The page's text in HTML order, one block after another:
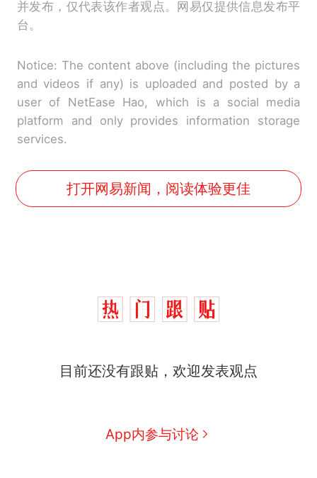
并发布，仅代表该作者观点。网易仅提供信息发布平
台。
Notice: The content above (including the pictures
and videos if any) is uploaded and posted by a
user of NetEase Hao, which is a social media
platform and only provides information storage
services.
打开网易新闻，阅读体验更佳
目前还没有跟贴，欢迎发表观点
App内参与讨论
人生
新 搬家报价570元，搬到楼下
交5060元才肯搬上楼！女子傻